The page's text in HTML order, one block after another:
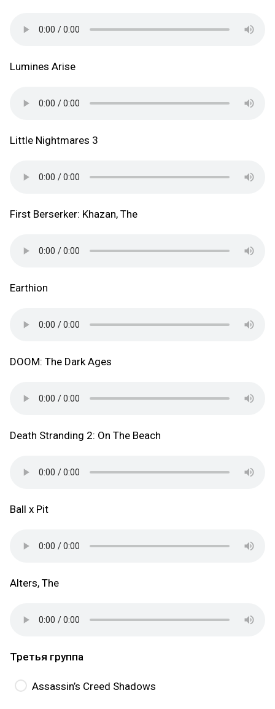
Lumines Arise
Little Nightmares 3
First Berserker: Khazan, The
Earthion
DOOM: The Dark Ages
Death Stranding 2: On The Beach
Ball x Pit
Alters, The
Третья группа
Assassin’s Creed Shadows